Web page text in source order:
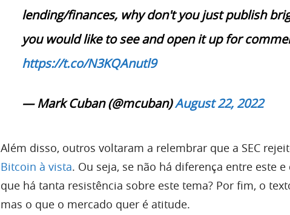
lending/finances, why don't you just publish
you would like to see and open it up for
https://t.co/N3KQAnutl9
— Mark Cuban (@mcuban)August 22, 2022
Além disso, outros voltaram a relembrar que a SEC
Bitcoin à vista. Ou seja, se não há diferença entre este
que há tanta resistência sobre este tema? Por fim, o
mas o que o mercado quer é atitude.